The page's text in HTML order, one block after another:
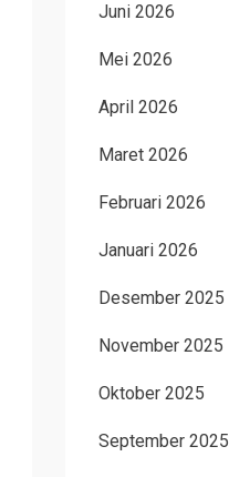
Juni 2026
Mei 2026
April 2026
Maret 2026
Februari 2026
Januari 2026
Desember 2025
November 2025
Oktober 2025
September 2025